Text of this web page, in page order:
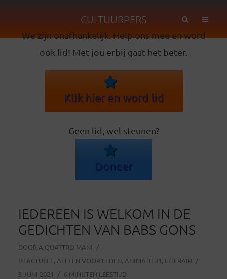
CULTUURPERS
We zijn onafhankelijk. Help ons mee en word
ook lid! Met jou erbij gaat het beter.
Klik hier en word lid
Geen lid, wel steunen?
Doneer
IEDEREEN IS WELKOM IN DE
GEDICHTEN VAN BABS GONS
DOOR A QUATTRO MANI
IN ACTUEEL , ALLEEN VOOR LEDEN, ANIMATIE31, LITERAIR
3 JUNI 2021
6 MINUTEN LEESTIJD